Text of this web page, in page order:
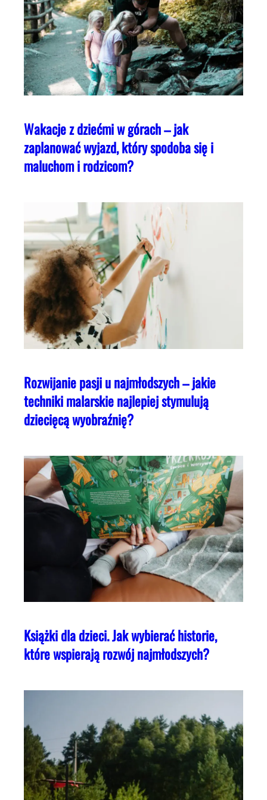
Wakacje z dziećmi w górach – jak
zaplanować wyjazd, który spodoba się i
maluchom i rodzicom?
Rozwijanie pasji u najmłodszych – jakie
techniki malarskie najlepiej stymulują
dziecięcą wyobraźnię?
Książki dla dzieci. Jak wybierać historie,
które wspierają rozwój najmłodszych?